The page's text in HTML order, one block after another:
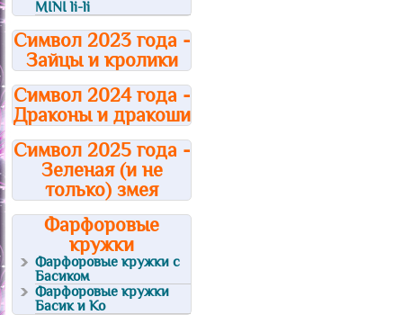
MINI li-li
Символ 2023 года -
Зайцы и кролики
Символ 2024 года -
Драконы и дракоши
Символ 2025 года -
Зеленая (и не
только) змея
Фарфоровые
кружки
Фарфоровые кружки с
Басиком
Фарфоровые кружки
Басик и Ко